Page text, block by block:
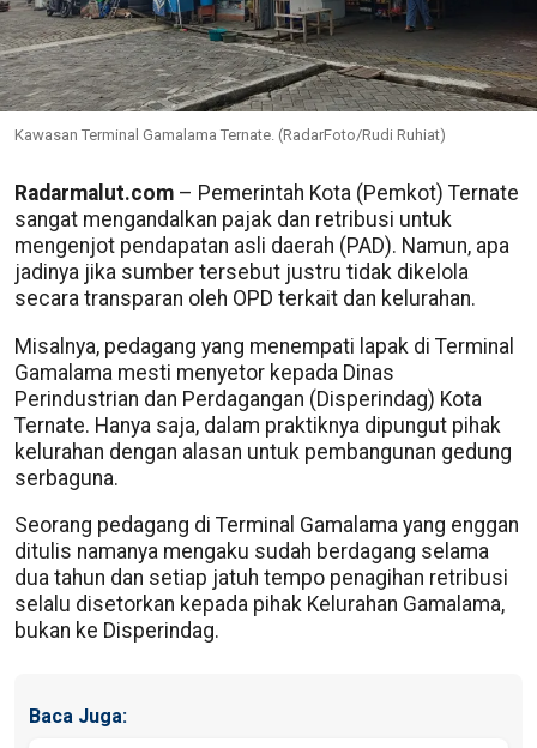
Kawasan Terminal Gamalama Ternate. (RadarFoto/Rudi Ruhiat)
Radarmalut.com – Pemerintah Kota (Pemkot) Ternate
sangat mengandalkan pajak dan retribusi untuk
mengenjot pendapatan asli daerah (PAD). Namun, apa
jadinya jika sumber tersebut justru tidak dikelola
secara transparan oleh OPD terkait dan kelurahan.
Misalnya, pedagang yang menempati lapak di Terminal
Gamalama mesti menyetor kepada Dinas
Perindustrian dan Perdagangan (Disperindag) Kota
Ternate. Hanya saja, dalam praktiknya dipungut pihak
kelurahan dengan alasan untuk pembangunan gedung
serbaguna.
Seorang pedagang di Terminal Gamalama yang enggan
ditulis namanya mengaku sudah berdagang selama
dua tahun dan setiap jatuh tempo penagihan retribusi
selalu disetorkan kepada pihak Kelurahan Gamalama,
bukan ke Disperindag.
Baca Juga: